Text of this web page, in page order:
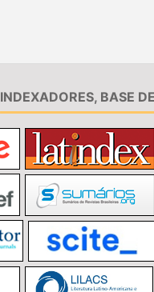
INDEXADORES, BASE